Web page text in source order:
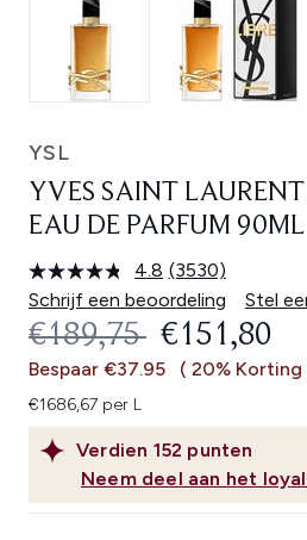
YSL
YVES SAINT
EAU DE PARFUM 90ML
4.8 Lees
3530
beoordelingen.
Dezelfde
paginalink.
(3530)
Schrijf een beoordeling
Stel
Verdien 152 punten
Neem deel aan het
RECOMMENDED
€189,75 HUIDIGE
€151,80
Bespaar €37.95 ( 20% Korting
€1686,67 per L